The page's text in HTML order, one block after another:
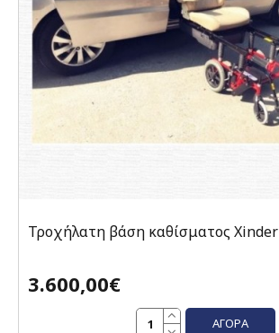
Τροχήλατη βάση καθίσματος Xinder
3.600,00€
ΑΓΟΡΆ